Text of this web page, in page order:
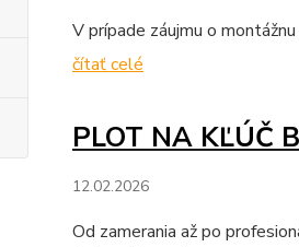
V prípade záujmu o
čítať celé
PLOT NA KĽÚČ
12.02.2026
Od zamerania až po